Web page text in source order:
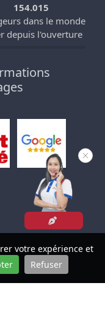
154.015
dans le monde
depuis l'ouverture
votre expérience et
Refuser